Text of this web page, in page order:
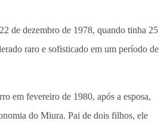
de dezembro de 1978, quando tinha 25
raro e sofisticado em um período de
em fevereiro de 1980, após a esposa,
do Miura. Pai de dois filhos, ele